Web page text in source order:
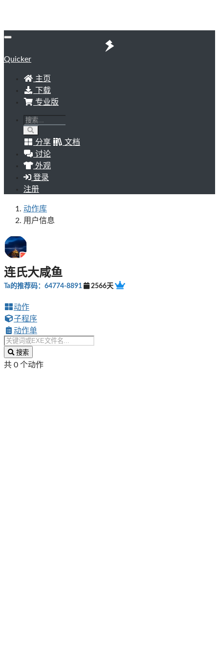
Quicker
主页
下载
专业版
分享
文档
讨论
外观
登录
注册
动作库
用户信息
连氏大咸鱼
Ta的推荐码：64774-8891 2566天
动作
子程序
动作单
搜索
共 0 个动作